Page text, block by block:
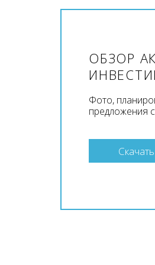
ОБЗОР
Фото,
предложения
Скачать